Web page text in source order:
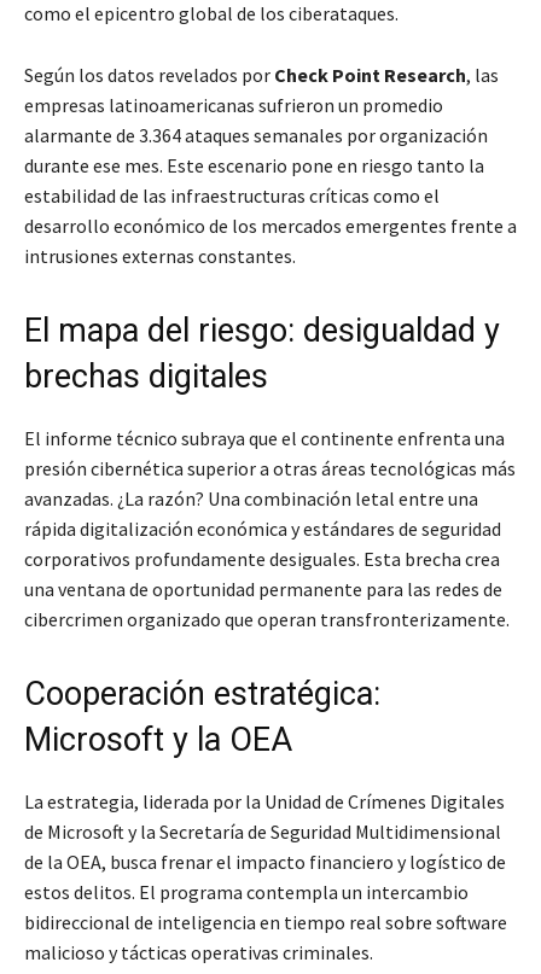
como el epicentro global de los ciberataques.
Según los datos revelados por Check Point Research, las
empresas latinoamericanas sufrieron un promedio
alarmante de 3.364 ataques semanales por organización
durante ese mes. Este escenario pone en riesgo tanto la
estabilidad de las infraestructuras críticas como el
desarrollo económico de los mercados emergentes frente a
intrusiones externas constantes.
El mapa del riesgo: desigualdad y
brechas digitales
El informe técnico subraya que el continente enfrenta una
presión cibernética superior a otras áreas tecnológicas más
avanzadas. ¿La razón? Una combinación letal entre una
rápida digitalización económica y estándares de seguridad
corporativos profundamente desiguales. Esta brecha crea
una ventana de oportunidad permanente para las redes de
cibercrimen organizado que operan transfronterizamente.
Cooperación estratégica:
Microsoft y la OEA
La estrategia, liderada por la Unidad de Crímenes Digitales
de Microsoft y la Secretaría de Seguridad Multidimensional
de la OEA, busca frenar el impacto financiero y logístico de
estos delitos. El programa contempla un intercambio
bidireccional de inteligencia en tiempo real sobre software
malicioso y tácticas operativas criminales.